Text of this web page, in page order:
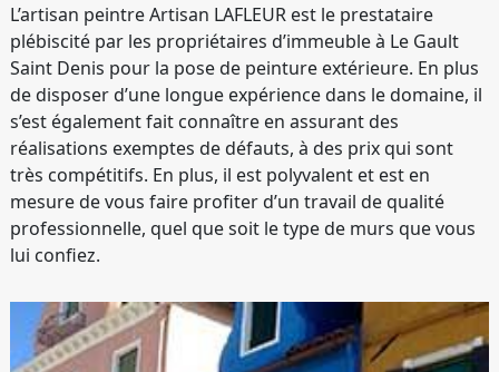
L’artisan peintre Artisan LAFLEUR est le prestataire
plébiscité par les propriétaires d’immeuble à Le Gault
Saint Denis pour la pose de peinture extérieure. En plus
de disposer d’une longue expérience dans le domaine, il
s’est également fait connaître en assurant des
réalisations exemptes de défauts, à des prix qui sont
très compétitifs. En plus, il est polyvalent et est en
mesure de vous faire profiter d’un travail de qualité
professionnelle, quel que soit le type de murs que vous
lui confiez.